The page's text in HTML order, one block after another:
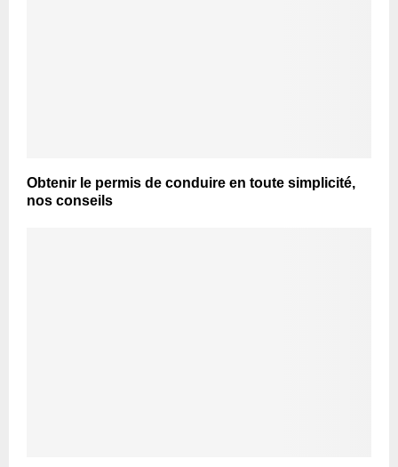
Obtenir le permis de conduire en toute simplicité,
nos conseils